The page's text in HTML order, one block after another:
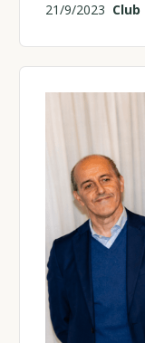
21/9/2023 Club